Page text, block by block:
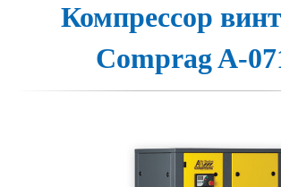
Компрессор
Comprag A-